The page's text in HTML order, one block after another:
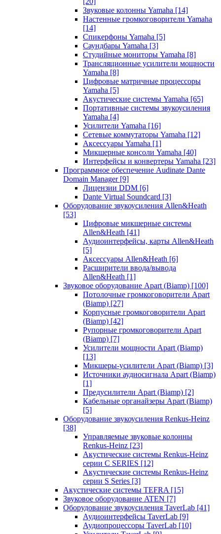
Звуковые колонны Yamaha [14]
Настенные громкоговорители Yamaha
[14]
Спикерфоны Yamaha [5]
Саундбары Yamaha [3]
Студийные мониторы Yamaha [8]
Трансляционные усилители мощности
Yamaha [8]
Цифровые матричные процессоры
Yamaha [5]
Акустические системы Yamaha [65]
Портативные системы звукоусиления
Yamaha [4]
Усилители Yamaha [16]
Сетевые коммутаторы Yamaha [12]
Аксессуары Yamaha [1]
Микшерные консоли Yamaha [40]
Интерфейсы и конвертеры Yamaha [23]
Программное обеспечение Audinate Dante
Domain Manager [9]
Лицензии DDM [6]
Dante Virtual Soundcard [3]
Оборудование звукоусиления Allen&Heath
[53]
Цифровые микшерные системы
Allen&Heath [41]
Аудиоинтерфейсы, карты Allen&Heath
[5]
Аксессуары Allen&Heath [6]
Расширители ввода/вывода
Allen&Heath [1]
Звуковое оборудование Apart (Biamp) [100]
Потолочные громкоговорители Apart
(Biamp) [27]
Корпусные громкоговорители Apart
(Biamp) [42]
Рупорные громкоговорители Apart
(Biamp) [7]
Усилители мощности Apart (Biamp)
[13]
Микшеры-усилители Apart (Biamp) [3]
Источники аудиосигнала Apart (Biamp)
[1]
Предусилители Apart (Biamp) [2]
Кабельные органайзеры Apart (Biamp)
[5]
Оборудование звукоусиления Renkus-Heinz
[38]
Управляемые звуковые колонны
Renkus-Heinz [23]
Акустические системы Renkus-Heinz
серии C SERIES [12]
Акустические системы Renkus-Heinz
серии S Series [3]
Акустические системы TEFRA [15]
Звуковое оборудование ATEN [7]
Оборудование звукоусиления TaverLab [41]
Аудиоинтерфейсы TaverLab [9]
Аудиопроцессоры TaverLab [10]